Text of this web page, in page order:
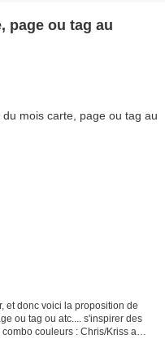
page ou tag au
et donc voici la proposition de
ou tag ou atc.... s'inspirer des
couleurs : Chris/Kriss a